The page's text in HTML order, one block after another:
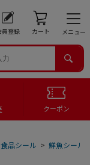
員登録 カート メニュー
クーポン
食品シール > 鮮魚シール